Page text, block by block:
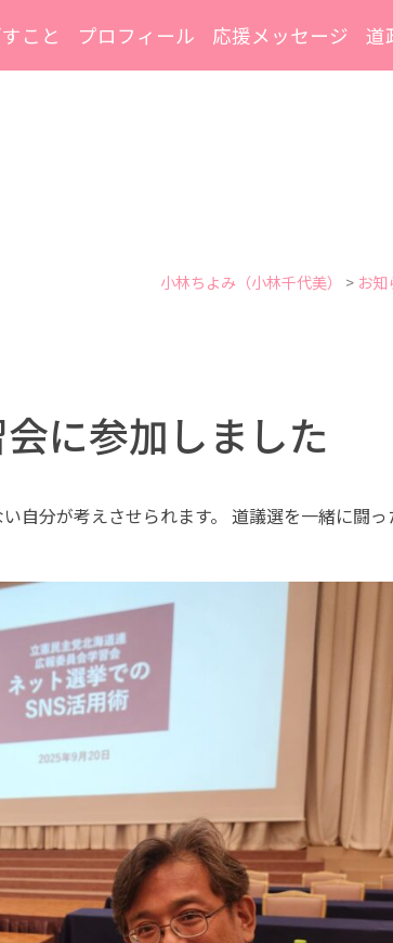
こと プロフィール 応援メッセージ 道
小林ちよみ（小林千代美） > お知
に参加しました
自分が考えさせられます。 道議選を一緒に闘っ